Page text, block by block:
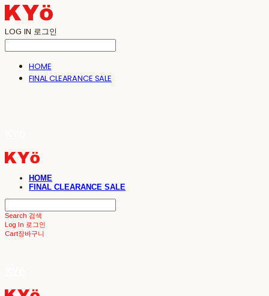
LOG IN 로그인
HOME
FINAL CLEARANCE SALE
HOME
FINAL CLEARANCE SALE
Search 검색
Log In 로그인
Cart장바구니